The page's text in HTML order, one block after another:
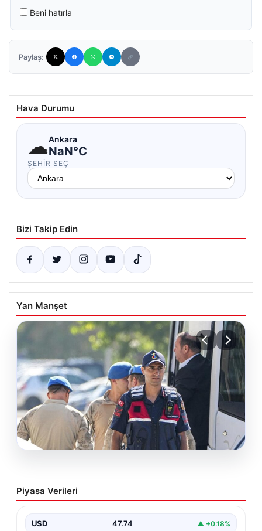
Beni hatırla
Paylaş:
Hava Durumu
☁Ankara
NaN°C
ŞEHIR SEÇ
Bizi Takip Edin
Yan Manşet
07.08.2026
Menderes Belediye Başkanı İlkay Çiçek
ve Diğer Şüpheliler Hakkında Tutuklama
İzmir Cumhuriyet Başsavcılığı'nın yürüttüğü kapsamlı
Piyasa Verileri
USD 47.74 ▲ +0.18%